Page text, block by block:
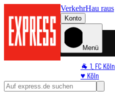
VerkehrHau raus
Konto
Menü
🐐 1. FC Köln
♥️ Köln
⭐ Promi